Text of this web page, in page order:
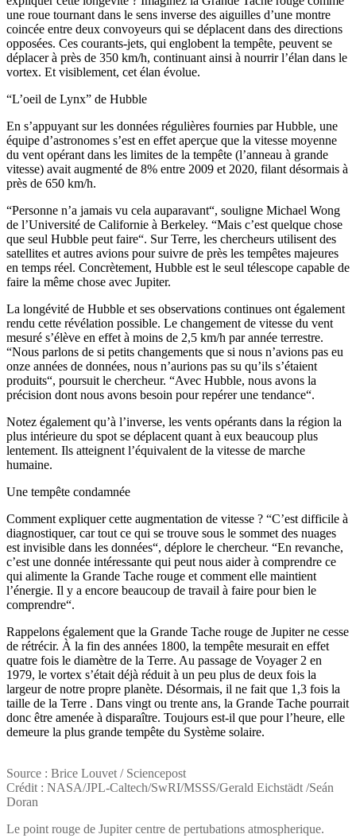
une roue tournant dans le sens inverse des aiguilles d’une montre
coincée entre deux convoyeurs qui se déplacent dans des directions
opposées. Ces courants-jets, qui englobent la tempête, peuvent se
déplacer à près de 350 km/h, continuant ainsi à nourrir l’élan dans le
vortex. Et visiblement, cet élan évolue.
“L’oeil de Lynx” de Hubble
En s’appuyant sur les données régulières fournies par Hubble, une
équipe d’astronomes s’est en effet aperçue que la vitesse moyenne
du vent opérant dans les limites de la tempête (l’anneau à grande
vitesse) avait augmenté de 8% entre 2009 et 2020, filant désormais à
près de 650 km/h.
“Personne n’a jamais vu cela auparavant“, souligne Michael Wong
de l’Université de Californie à Berkeley. “Mais c’est quelque chose
que seul Hubble peut faire“. Sur Terre, les chercheurs utilisent des
satellites et autres avions pour suivre de près les tempêtes majeures
en temps réel. Concrètement, Hubble est le seul télescope capable de
faire la même chose avec Jupiter.
La longévité de Hubble et ses observations continues ont également
rendu cette révélation possible. Le changement de vitesse du vent
mesuré s’élève en effet à moins de 2,5 km/h par année terrestre.
“Nous parlons de si petits changements que si nous n’avions pas eu
onze années de données, nous n’aurions pas su qu’ils s’étaient
produits“, poursuit le chercheur. “Avec Hubble, nous avons la
précision dont nous avons besoin pour repérer une tendance“.
Notez également qu’à l’inverse, les vents opérants dans la région la
plus intérieure du spot se déplacent quant à eux beaucoup plus
lentement. Ils atteignent l’équivalent de la vitesse de marche
humaine.
Une tempête condamnée
Comment expliquer cette augmentation de vitesse ? “C’est difficile à
diagnostiquer, car tout ce qui se trouve sous le sommet des nuages ​​
est invisible dans les données“, déplore le chercheur. “En revanche,
c’est une donnée intéressante qui peut nous aider à comprendre ce
qui alimente la Grande Tache rouge et comment elle maintient
l’énergie. Il y a encore beaucoup de travail à faire pour bien le
comprendre“.
Rappelons également que la Grande Tache rouge de Jupiter ne cesse
de rétrécir. À la fin des années 1800, la tempête mesurait en effet
quatre fois le diamètre de la Terre. Au passage de Voyager 2 en
1979, le vortex s’était déjà réduit à un peu plus de deux fois la
largeur de notre propre planète. Désormais, il ne fait que 1,3 fois la
taille de la Terre . Dans vingt ou trente ans, la Grande Tache pourrait
donc être amenée à disparaître. Toujours est-il que pour l’heure, elle
demeure la plus grande tempête du Système solaire.
Source : Brice Louvet / Sciencepost
Crédit : NASA/JPL-Caltech/SwRI/MSSS/Gerald Eichstädt /Seán
Doran
Le point rouge de Jupiter centre de pertubations atmospherique.